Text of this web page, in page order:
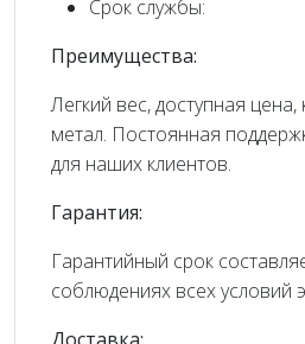
Срок службы:
Преимущества:
Легкий вес, доступная
метал. Постоянная
для наших клиентов.
Гарантия:
Гарантийный срок
соблюдениях всех условий